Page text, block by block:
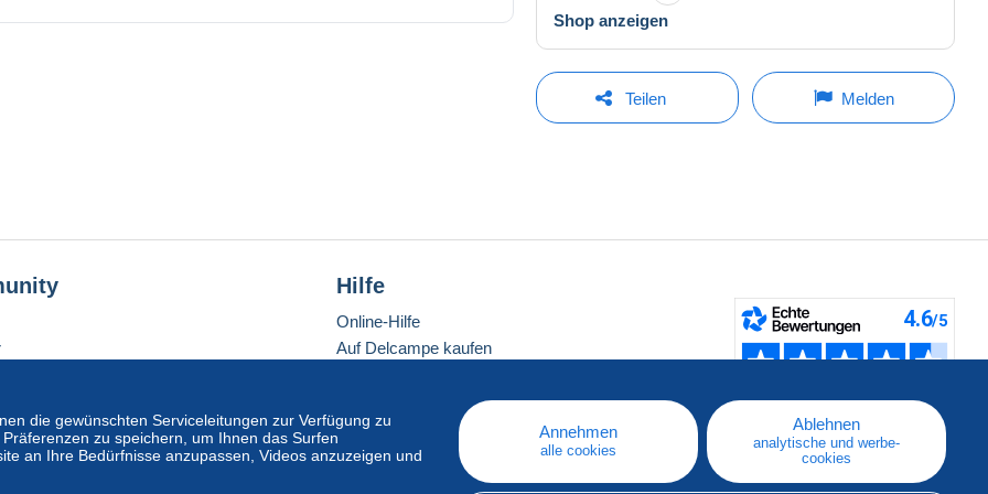
Shop anzeigen
Teilen Melden
die gewünschten Serviceleitungen zur Verfügung zu
zu speichern, um Ihnen das Surfen
an Ihre Bedürfnisse anzupassen, Videos anzuzeigen und
Annehmen
alle cookies
Ablehnen
analytische und werbe-
cookies
Hilfe
Online-Hilfe
Auf Delcampe kaufen
Eine sichere Website